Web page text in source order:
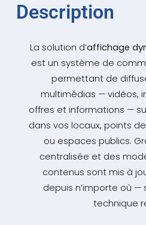
Description
La solution d’affichage
est un système de
permettant de
multimédias — vidéos,
offres et informations —
dans vos locaux, points
ou espaces publics.
centralisée et des
contenus sont mis à
depuis n’importe où
technique